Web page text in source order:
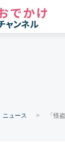
ニュース 「怪